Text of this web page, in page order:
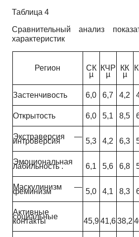
Таблица 4
Сравнительный анализ
характеристик
Регион СК
µ
КЧР
µ
КК
µ
Застенчивость 6,0 6,7 4,2
Открытость 6,0 5,1 8,5
Экстраверсия —
интроверсия 5,3 4,2 6,3
Эмоциональная
лабильность . 6,1 5,6 6,8
Маскулинизм —
феминизм 5,0 4,1 8,3
Активные
социальные
контакты 45,941,638,2